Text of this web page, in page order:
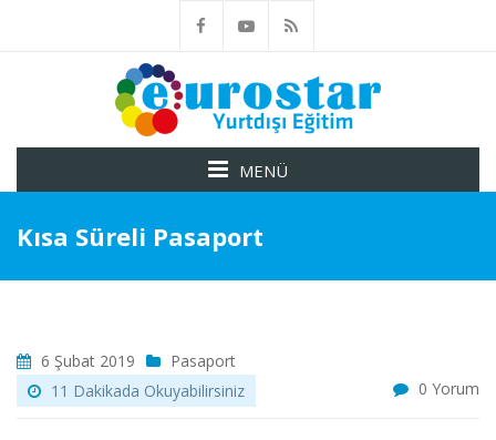
MENÜ
Kısa Süreli Pasaport
6 Şubat 2019
Pasaport
11 Dakikada Okuyabilirsiniz
0 Yorum